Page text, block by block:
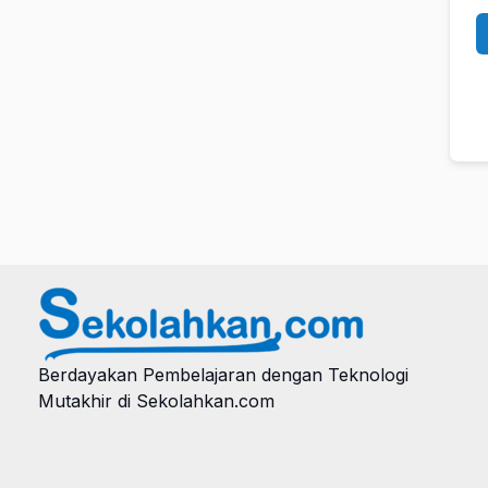
Berdayakan Pembelajaran dengan Teknologi
Mutakhir di Sekolahkan.com